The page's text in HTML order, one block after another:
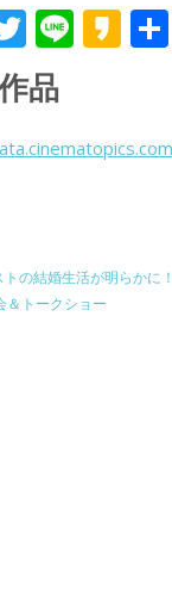
T
w
itt
er
Li K
a
品
トの結婚生活が明らかに
＆トークショー